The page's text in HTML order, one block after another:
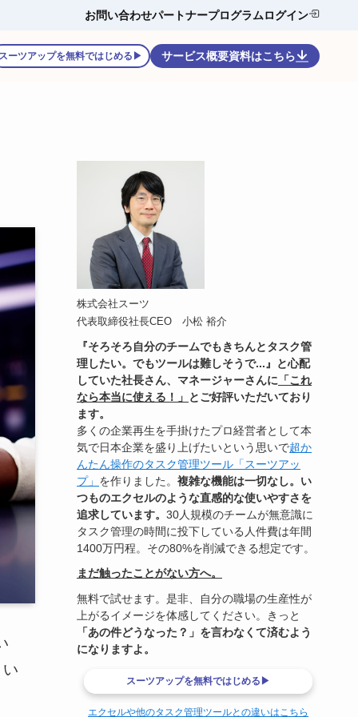
お問い合わせパートナープログラムログイン
スーツアップを無料ではじめる▶ サービス概要資料はこちら
株式会社スーツ
代表取締役社長CEO 小松 裕介
『そろそろ自分のチームでもきちんとタスク管
理したい。でもツールは難しそうで...』と心配
していた社長さん、マネージャーさんに 「これ
なら本当に使える！」 とご好評いただいており
ます。
多くの企業再生を手掛けたプロ経営者として本
気で日本企業を盛り上げたいという思いで超か
んたん操作のタスク管理ツール「スーツアッ
プ」 を作りました。 複雑な機能は一切なし。い
つものエクセルのような直感的な使いやすさを
追求しています。 30人規模のチームが無意識に
タスク管理の時間に投下している人件費は年間
1400万円程。その80%を削減できる想定です。
まだ触ったことがない方へ。
無料で試せます。是非、自分の職場の生産性が
上がるイメージを体感してください。きっと
「あの件どうなった？」を言わなくて済むよう
になりますよ。
スーツアップを無料ではじめる▶
エクセルや他のタスク管理ツールとの違いはこちら